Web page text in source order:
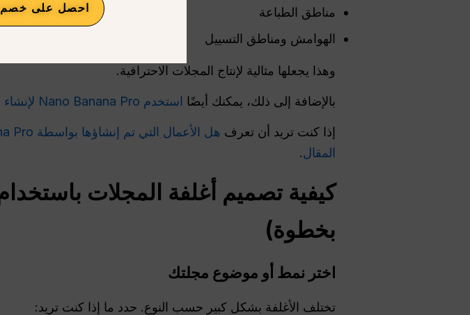
مناطق الطباعة
الهوامش ومناطق التسييل
وهذا يجعلها مثالية لإنتاج المجلات الاحترافية.
بالإضافة إلى ذلك، يمكنك أيضًا استخدم Nano Banana Pro لإنشاء قصص مصورة احترافية
إذا كنت تريد أن تعرف هل الأعمال التي تم إنشاؤها بواسطة Nano Banana Pro تحتوي على علامات مائية؟
المقال.
بخطوة)
اختر نمط أو موضوع مجلتك
تختلف الأغلفة بشكل كبير حسب النوع. حدد ما إذا كنت تريد:
احصل على خصم 50% - ابدأ الآن